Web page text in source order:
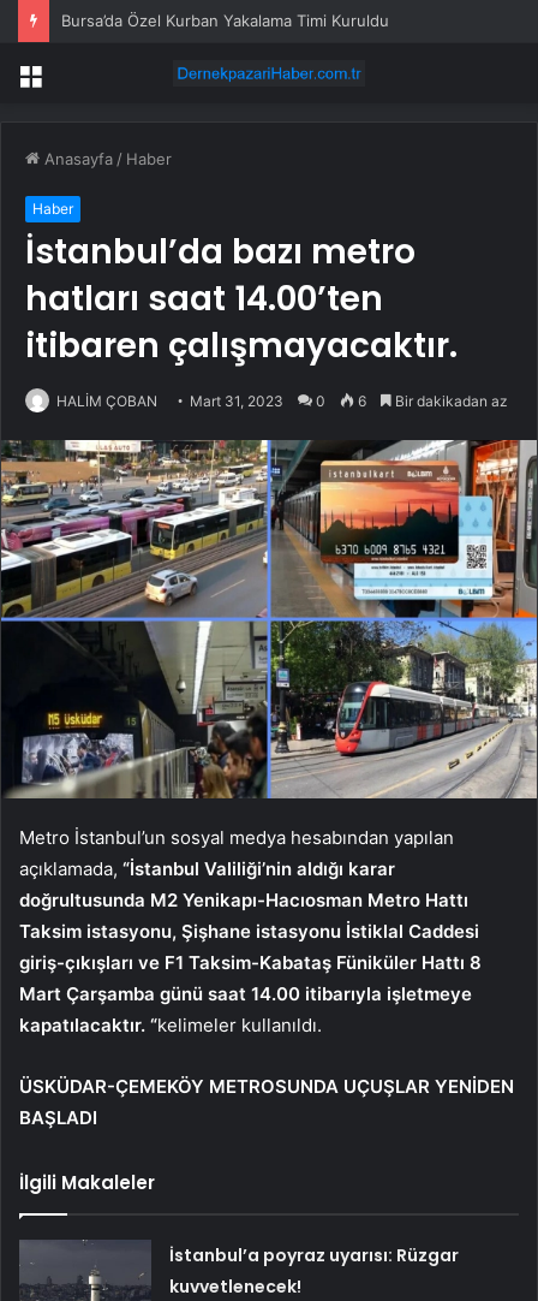
Bursa’da Özel Kurban Yakalama Timi Kuruldu
Menü
Anasayfa / Haber
Haber
İstanbul’da bazı metro
hatları saat 14.00’ten
itibaren çalışmayacaktır.
HALİM ÇOBAN Mart 31, 2023 0 6 Bir dakikadan az
Metro İstanbul’un sosyal medya hesabından yapılan
açıklamada, “İstanbul Valiliği’nin aldığı karar
doğrultusunda M2 Yenikapı-Hacıosman Metro Hattı
Taksim istasyonu, Şişhane istasyonu İstiklal Caddesi
giriş-çıkışları ve F1 Taksim-Kabataş Füniküler Hattı 8
Mart Çarşamba günü saat 14.00 itibarıyla işletmeye
kapatılacaktır. “kelimeler kullanıldı.
ÜSKÜDAR-ÇEMEKÖY METROSUNDA UÇUŞLAR YENİDEN
BAŞLADI
İlgili Makaleler
İstanbul’a poyraz uyarısı: Rüzgar
kuvvetlenecek!